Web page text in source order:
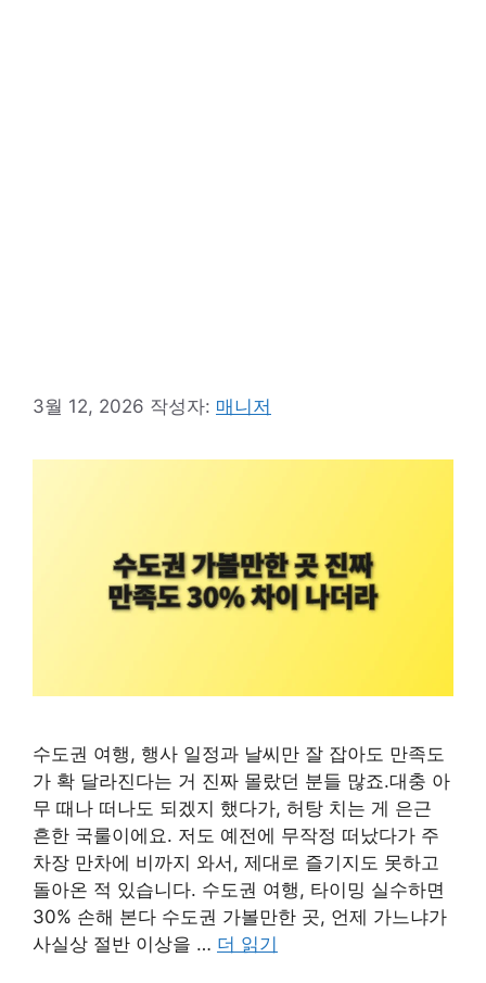
3월 12, 2026 작성자: 매니저
수도권 여행, 행사 일정과 날씨만 잘 잡아도 만족도
가 확 달라진다는 거 진짜 몰랐던 분들 많죠.대충 아
무 때나 떠나도 되겠지 했다가, 허탕 치는 게 은근
흔한 국룰이에요. 저도 예전에 무작정 떠났다가 주
차장 만차에 비까지 와서, 제대로 즐기지도 못하고
돌아온 적 있습니다. 수도권 여행, 타이밍 실수하면
30% 손해 본다 수도권 가볼만한 곳, 언제 가느냐가
사실상 절반 이상을 … 더 읽기